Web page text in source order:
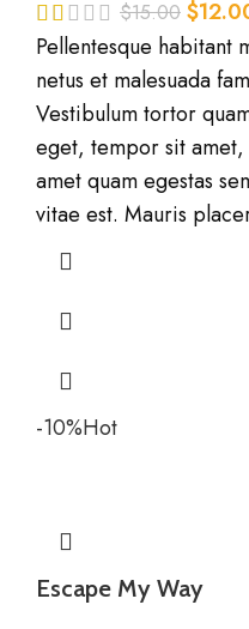
$15.00 $
Pellentesque habitant
netus et malesuada
Vestibulum tortor
eget, tempor sit
amet quam egestas
vitae est. Mauris
-10%Hot
Escape My Way